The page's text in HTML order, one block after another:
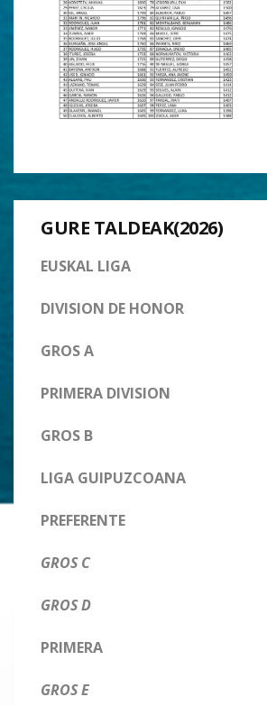
GURE TALDEAK(2026)
EUSKAL LIGA
DIVISION DE HONOR
GROS A
PRIMERA DIVISION
GROS B
LIGA GUIPUZCOANA
PREFERENTE
GROS C
GROS D
PRIMERA
GROS E